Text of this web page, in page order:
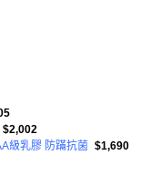
$2,002
級乳膠 防蹣抗菌 $1,690